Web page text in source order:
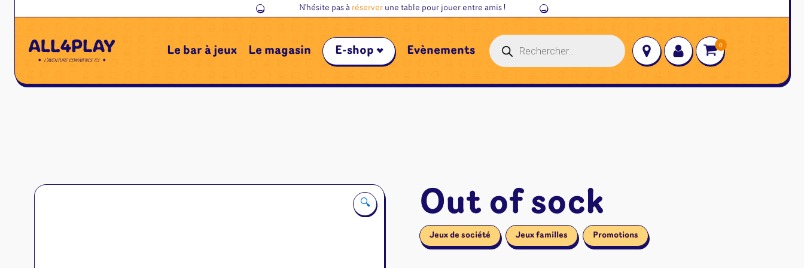
← N'hésite pas à réserverune table pour jouer entre amis ! →
Le bar à jeux Le magasin E-shop Évènements
Recherche
de
produits
🔍 Out of sock
Jeux de société Jeux familles Promotions